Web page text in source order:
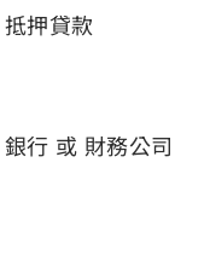
抵押貸款
銀行 或 財務公司